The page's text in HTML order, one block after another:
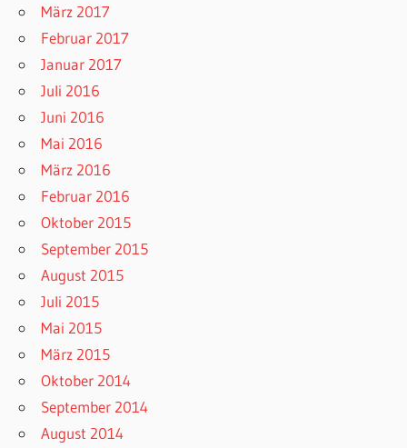
März 2017
Februar 2017
Januar 2017
Juli 2016
Juni 2016
Mai 2016
März 2016
Februar 2016
Oktober 2015
September 2015
August 2015
Juli 2015
Mai 2015
März 2015
Oktober 2014
September 2014
August 2014